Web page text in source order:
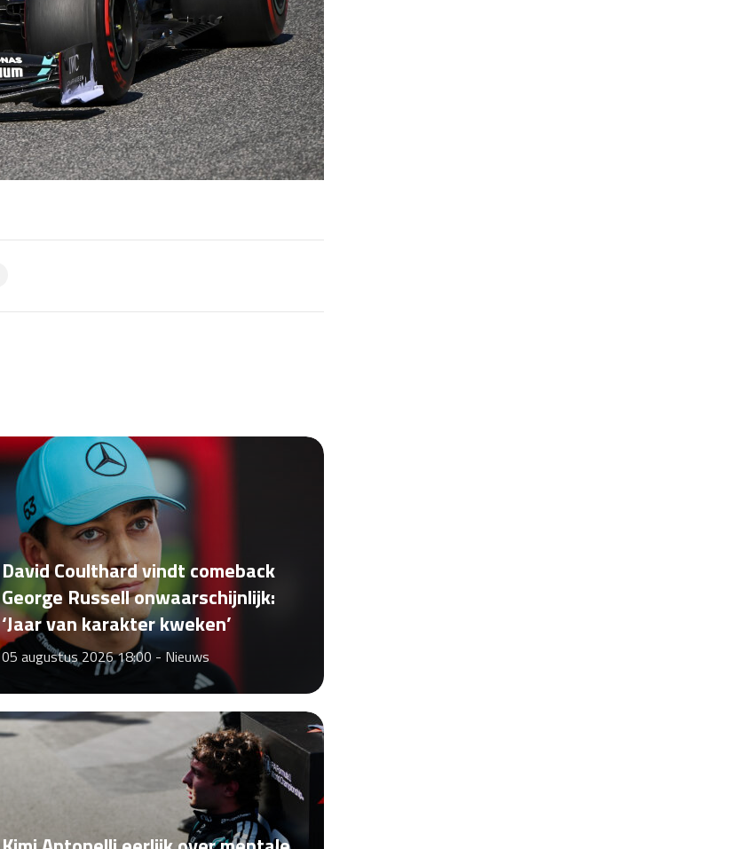
David Coulthard vindt comeback
George Russell onwaarschijnlijk:
‘Jaar van karakter kweken’
05 augustus 2026 18:00 -Nieuws